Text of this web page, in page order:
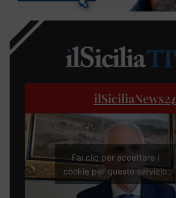
ilSiciliaNews24
Fai clic per accettare i
cookie per questo servizio